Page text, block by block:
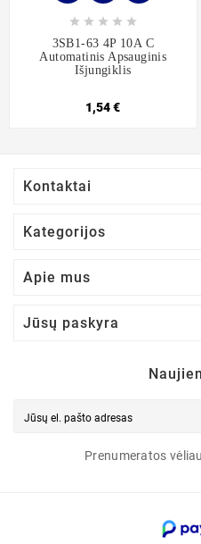
    
3SB1-63 4P 10A C
Automatinis Apsauginis
Išjungiklis
1,54 €
Kontaktai
Kategorijos
Apie mus
Jūsų paskyra
Prenumeratos